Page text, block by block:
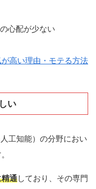
心配が少ない
高い理由・モテる方法
い
工知能）の分野におい
通しており、その専門